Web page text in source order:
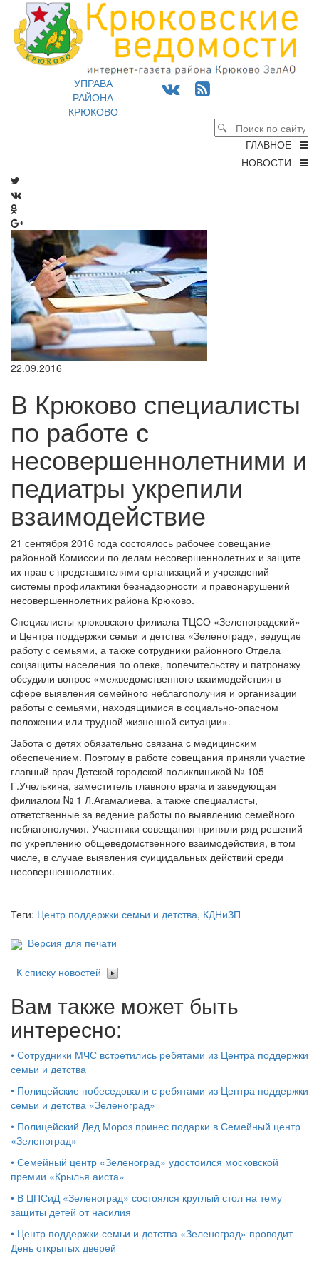
УПРАВА
РАЙОНА
КРЮКОВО
ГЛАВНОЕ
НОВОСТИ
22.09.2016
В Крюково специалисты
по работе с
несовершеннолетними и
педиатры укрепили
взаимодействие
21 сентября 2016 года состоялось рабочее совещание
районной Комиссии по делам несовершеннолетних и защите
их прав с представителями организаций и учреждений
системы профилактики безнадзорности и правонарушений
несовершеннолетних района Крюково.
Специалисты крюковского филиала ТЦСО «Зеленоградский»
и Центра поддержки семьи и детства «Зеленоград», ведущие
работу с семьями, а также сотрудники районного Отдела
соцзащиты населения по опеке, попечительству и патронажу
обсудили вопрос «межведомственного взаимодействия в
сфере выявления семейного неблагополучия и организации
работы с семьями, находящимися в социально-опасном
положении или трудной жизненной ситуации».
Забота о детях обязательно связана с медицинским
обеспечением. Поэтому в работе совещания приняли участие
главный врач Детской городской поликлиникой № 105
Г.Учелькина, заместитель главного врача и заведующая
филиалом № 1 Л.Агамалиева, а также специалисты,
ответственные за ведение работы по выявлению семейного
неблагополучия. Участники совещания приняли ряд решений
по укреплению общеведомственного взаимодействия, в том
числе, в случае выявления суицидальных действий среди
несовершеннолетних.
Теги: Центр поддержки семьи и детства, КДНиЗП
Версия для печати
К списку новостей
Вам также может быть
интересно:
• Сотрудники МЧС встретились ребятами из Центра поддержки
семьи и детства
• Полицейские побеседовали с ребятами из Центра поддержки
семьи и детства «Зеленоград»
• Полицейский Дед Мороз принес подарки в Семейный центр
«Зеленоград»
• Семейный центр «Зеленоград» удостоился московской
премии «Крылья аиста»
• В ЦПСиД «Зеленоград» состоялся круглый стол на тему
защиты детей от насилия
• Центр поддержки семьи и детства «Зеленоград» проводит
День открытых дверей